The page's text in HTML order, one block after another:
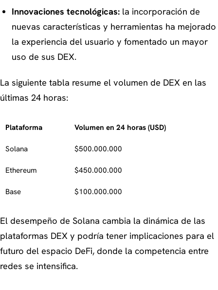
Innovaciones tecnológicas:la incorporación de
nuevas características y herramientas ha mejorado
la experiencia del usuario y fomentado un mayor
uso de sus DEX.
La siguiente tabla resume el volumen de DEX en las
últimas 24 horas:
Plataforma Volumen en 24 horas (USD)
Solana $500.000.000
Ethereum $450.000.000
Base $100.000.000
El desempeño de Solana cambia la dinámica de las
plataformas DEX y podría tener implicaciones para el
futuro del espacio DeFi, donde la competencia entre
redes se intensifica.